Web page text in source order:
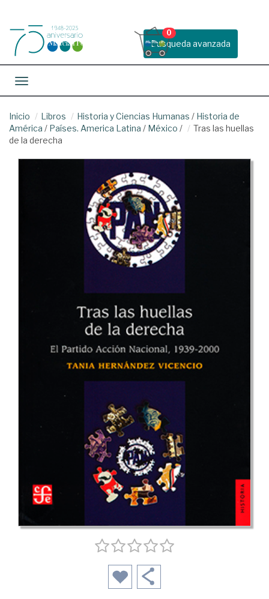
Busqueda avanzada
0
Toggle navigation
Inicio Libros Historia y Ciencias Humanas / Historia de
América / Países. America Latina / México /
Tras las huellas
de la derecha